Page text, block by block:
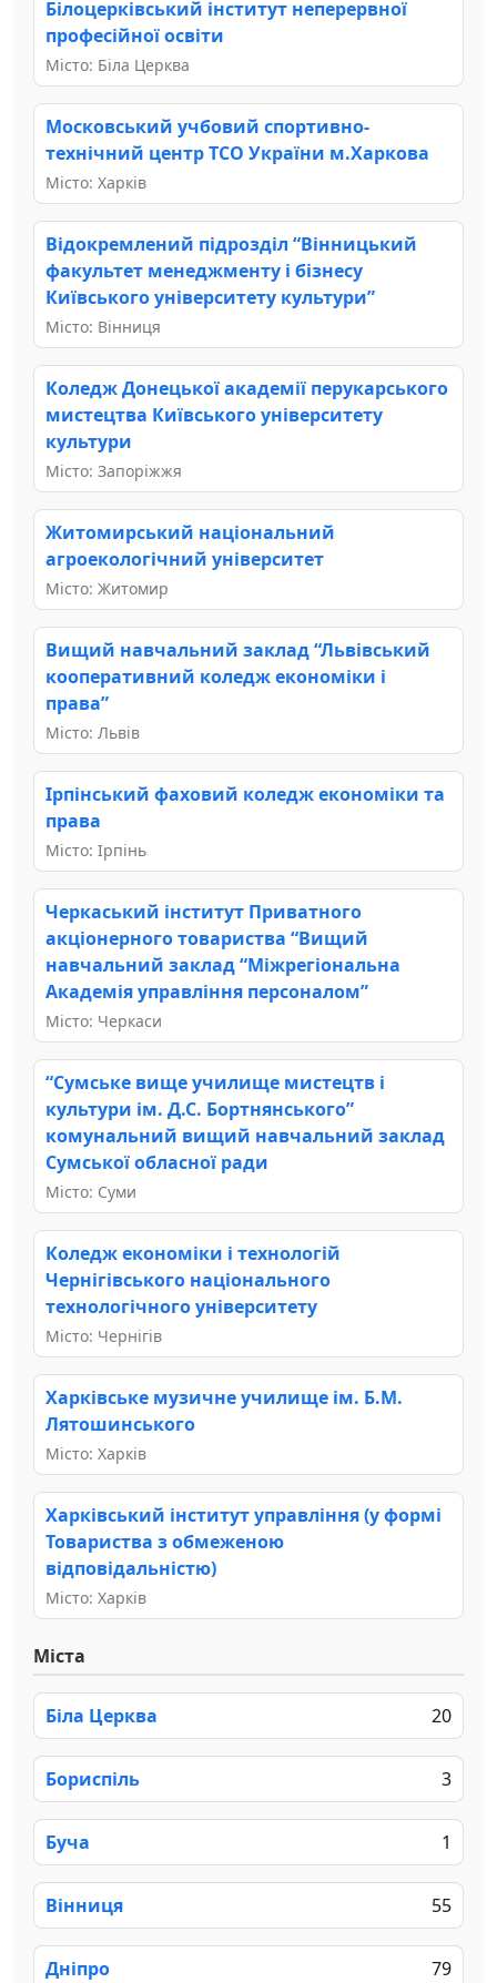
Білоцерківський інститут неперервної
професійної освіти
Місто: Біла Церква
Московський учбовий спортивно-
технічний центр ТСО України м.Харкова
Місто: Харків
Відокремлений підрозділ “Вінницький
факультет менеджменту і бізнесу
Київського університету культури”
Місто: Вінниця
Коледж Донецької академії перукарського
мистецтва Київського університету
культури
Місто: Запоріжжя
Житомирський національний
агроекологічний університет
Місто: Житомир
Вищий навчальний заклад “Львівський
кооперативний коледж економіки і
права”
Місто: Львів
Ірпінський фаховий коледж економіки та
права
Місто: Ірпінь
Черкаський інститут Приватного
акціонерного товариства “Вищий
навчальний заклад “Міжрегіональна
Академія управління персоналом”
Місто: Черкаси
“Сумське вище училище мистецтв і
культури ім. Д.С. Бортнянського”
комунальний вищий навчальний заклад
Сумської обласної ради
Місто: Суми
Коледж економіки і технологій
Чернігівського національного
технологічного університету
Місто: Чернігів
Харківське музичне училище ім. Б.М.
Лятошинського
Місто: Харків
Харківський інститут управління (у формі
Товариства з обмеженою
відповідальністю)
Місто: Харків
Міста
Біла Церква 20
Бориспіль 3
Буча 1
Вінниця 55
Дніпро 79